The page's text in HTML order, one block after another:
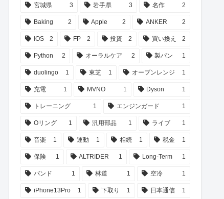
宮城県 3 岩手県 3 名作 2
Baking 2 Apple 2 ANKER 2
iOS 2 FP 2 投資 2 買い換え 2
Python 2 オーラルケア 2 製パン 1
duolingo 1 東芝 1 オーブンレンジ 1
充電 1 MVNO 1 Dyson 1
トレーニング 1 エンジンガード 1
Oリング 1 汎用部品 1 ライブ 1
音楽 1 運動 1 相続 1 税金 1
保険 1 ALTRIDER 1 Long-Term 1
バンド 1 林道 1 空冷 1
iPhone13Pro 1 下取り 1 日本通信 1